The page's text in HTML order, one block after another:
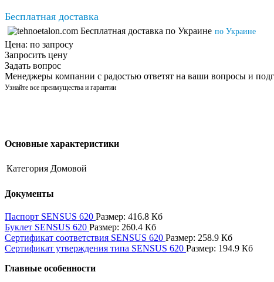
Бесплатная доставка
по Украине
Цена: по запросу
Запросить цену
Задать вопрос
Менеджеры компании с радостью ответят на ваши вопросы и
Узнайте все преимущества и гарантии
Основные характеристики
Категория Домовой
Документы
Паспорт SENSUS 620 Размер: 416.8 Кб
Буклет SENSUS 620 Размер: 260.4 Кб
Сертификат соответствия SENSUS 620 Размер: 258.9 Кб
Сертификат утверждения типа SENSUS 620 Размер: 194.9 Кб
Главные особенности